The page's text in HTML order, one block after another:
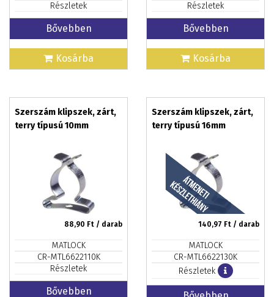
Részletek
Bővebben
Kosárba
Részletek
Bővebben
Kosárba
Szerszám klipszek, zárt,
terry típusú 10mm
88,90 Ft / darab
MATLOCK
CR-MTL6622110K
Részletek
Bővebben
Szerszám klipszek, zárt,
terry típusú 16mm
140,97 Ft / darab
MATLOCK
CR-MTL6622130K
Részletek